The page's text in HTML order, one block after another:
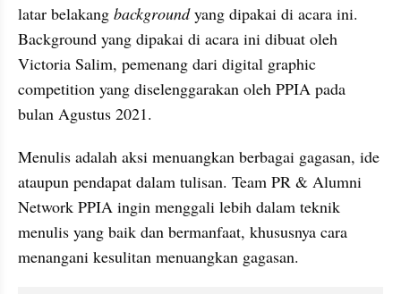
latar belakang background yang dipakai di acara ini.
Background yang dipakai di acara ini dibuat oleh
Victoria Salim, pemenang dari digital graphic
competition yang diselenggarakan oleh PPIA pada
bulan Agustus 2021.
Menulis adalah aksi menuangkan berbagai gagasan, ide
ataupun pendapat dalam tulisan. Team PR & Alumni
Network PPIA ingin menggali lebih dalam teknik
menulis yang baik dan bermanfaat, khususnya cara
menangani kesulitan menuangkan gagasan.